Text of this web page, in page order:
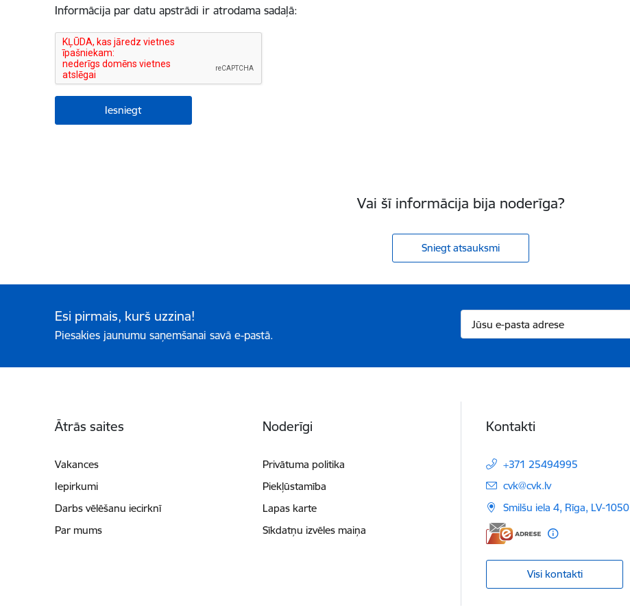
Informācija par datu apstrādi ir atrodama sadaļā:
Vai šī informācija bija noderīga?
Sniegt atsauksmi
Esi pirmais, kurš uzzina!
Piesakies jaunumu saņemšanai savā e-pastā.
Ātrās saites
Vakances
Iepirkumi
Darbs vēlēšanu iecirknī
Par mums
Noderīgi
Privātuma politika
Piekļūstamība
Lapas karte
Sīkdatņu izvēles maiņa
Kontakti
+371 25494995
E-pasts:
cvk@cvk.lv
Smilšu iela 4, Rīga, LV-1050
Visi kontakti